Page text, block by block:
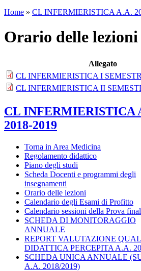
Home » CL INFERMIERISTICA A.A.
Orario delle lezioni
Allegato
CL INFERMIERISTICA I
CL INFERMIERISTICA II
CL INFERMIERISTICA
2018-2019
Torna in Area Medicina
Regolamento didattico
Piano degli studi
Scheda Docenti e programmi degli
insegnamenti
Orario delle lezioni
Calendario degli Esami di Profitto
Calendario sessioni della Prova
SCHEDA DI MONITORAGGIO
ANNUALE
REPORT VALUTAZIONE
DIDATTICA PERCEPITA A.A.
SCHEDA UNICA ANNUALE
A.A. 2018/2019)